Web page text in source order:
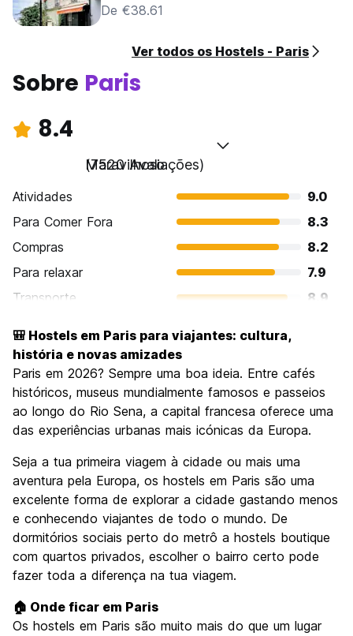
De €38.61
Ver todos os Hostels - Paris
Sobre Paris
8.4
Maravilhoso
(7520 Avaliações)
Atividades
9.0
Para Comer Fora
8.3
Compras
8.2
Para relaxar
7.9
Transporte
8.9
Cultura
Festas / vida noturna
7.9
Custo-beneficio
6.7
🎒 Hostels em Paris para viajantes: cultura,
história e novas amizades
Paris em 2026? Sempre uma boa ideia. Entre cafés
históricos, museus mundialmente famosos e passeios
ao longo do Rio Sena, a capital francesa oferece uma
das experiências urbanas mais icónicas da Europa.
Seja a tua primeira viagem à cidade ou mais uma
aventura pela Europa, os hostels em Paris são uma
excelente forma de explorar a cidade gastando menos
e conhecendo viajantes de todo o mundo. De
dormitórios sociais perto do metrô a hostels boutique
com quartos privados, escolher o bairro certo pode
fazer toda a diferença na tua viagem.
🏠 Onde ficar em Paris
Os hostels em Paris são muito mais do que um lugar